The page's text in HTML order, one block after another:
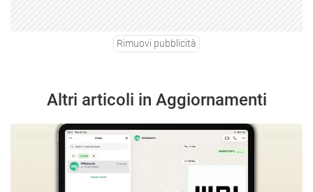
Rimuovi pubblicità
Altri articoli in Aggiornamenti